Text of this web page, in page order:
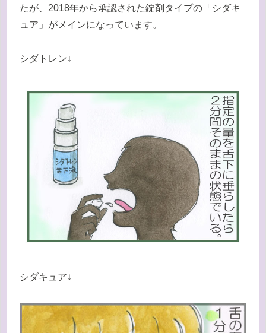
たが、2018年から承認された錠剤タイプの「シダキ
ュア」がメインになっています。
シダトレン↓
シダキュア↓